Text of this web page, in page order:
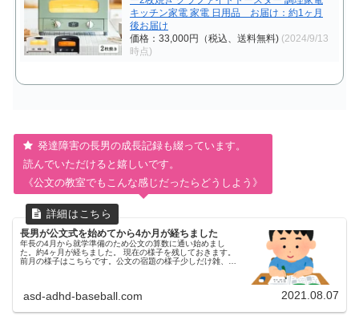
キッチン家電 家電 日用品 お届け：約1ヶ月
後お届け
価格：33,000円（税込、送料無料) (2024/9/13
時点)
発達障害の長男の成長記録も綴っています。
読んでいただけると嬉しいです。
《公文の教室でもこんな感じだったらどうしよう》
長男が公文式を始めてから4か月が経ちました
年長の4月から就学準備のため公文の算数に通い始めまし
た。約4ヶ月が経ちました。 現在の様子を残しておきます。
前月の様子はこちらです。公文の宿題の様子少しだけ雑、と
asd-adhd-baseball.com 2021.08.07